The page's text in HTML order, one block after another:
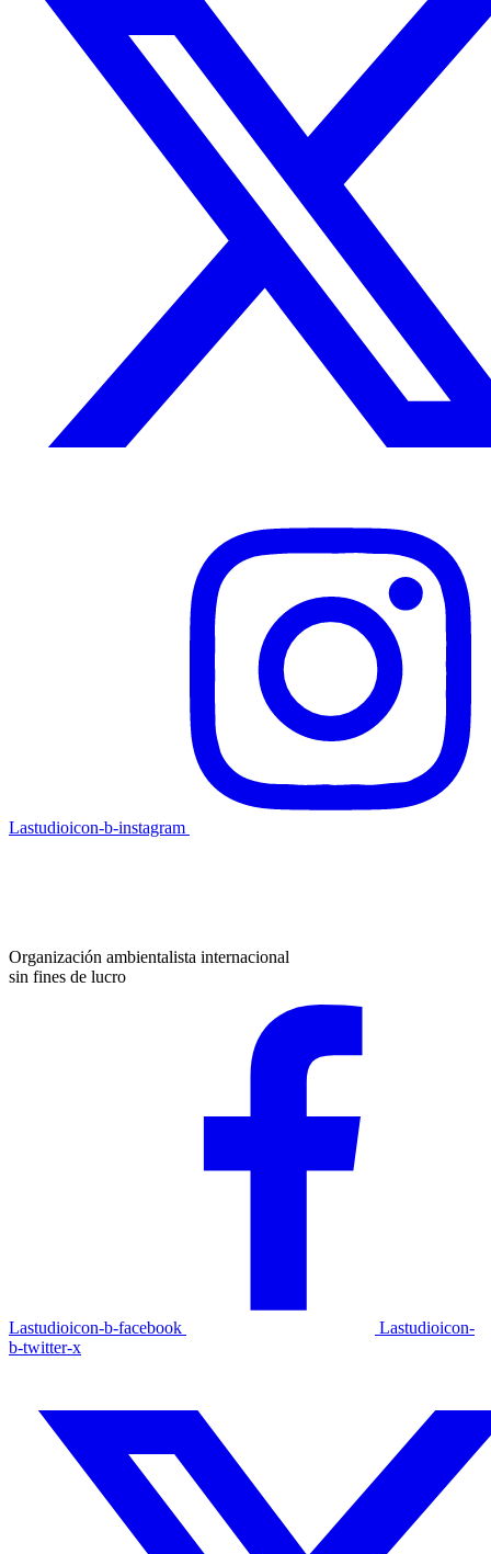
Lastudioicon-b-instagram
Organización ambientalista internacional
sin fines de lucro
Lastudioicon-b-facebook
Lastudioicon-
b-twitter-x